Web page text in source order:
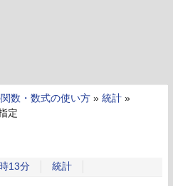
数・数式の使い方 » 統計 »
定
13分 統計